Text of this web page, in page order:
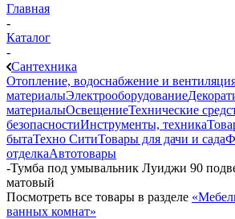
Главная
-
Каталог
-
Сантехника
Отопление, водоснабжение и
материалыЭлектрооборудование
материалыОсвещениеТехнические
безопасностиИнструменты, техника
бытаТехно СитиТовары для дачи и сада
отделкаАвтотовары
-Тумба под умывальник Луиджи 90
матовый
Посмотреть все товары в разделе
ванных комнат»